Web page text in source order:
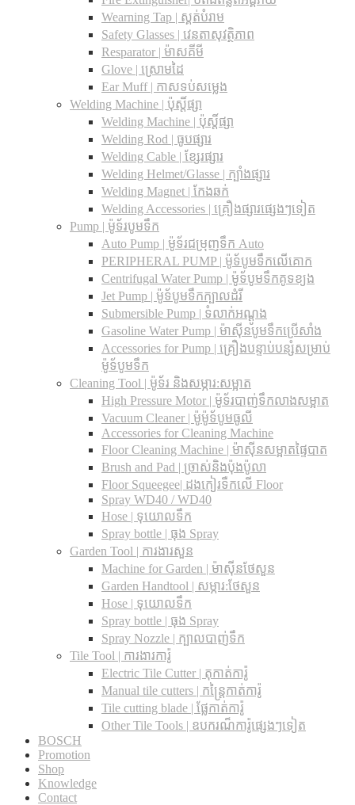
Wearning Tap | ស្គត់បំរាម
Safety Glasses | វេនតាសុវត្ថិភាព
Resparator | ម៉ាសគីមី
Glove | ស្រោមដៃ
Ear Muff | កាសទប់សម្លេង
Welding Machine | ប៉ុស្តិ៍ផ្សា
Welding Machine | ប៉ុស្តិ៍ផ្សា
Welding Rod | ធូបផ្សារ
Welding Cable | ខ្សែរផ្សារ
Welding Helmet/Glasse | ក្បាំងផ្សារ
Welding Magnet | កែងឆក់
Welding Accessories | គ្រឿងផ្សារផ្សេងៗទៀត
Pump | ម៉ូទ័របូមទឹក
Auto Pump | ម៉ូទ័រជម្រុញទឹក Auto
PERIPHERAL PUMP | ម៉ូទ័បូមទឹកលើគោក
Centrifugal Water Pump | ម៉ូទ័បូមទឹកគូទខ្យង
Jet Pump | ម៉ូទ័បូមទឹកក្បាលដំរី
Submersible Pump | ទំលាក់អណ្តូង
Gasoline Water Pump | ម៉ាស៊ីនបូមទឹកប្រើសាំង
Accessories for Pump | គ្រឿងបន្ទាប់បន្សំសម្រាប់
ម៉ូទ័បូមទឹក
Cleaning Tool | ម៉ូទ័រ និងសម្ភារ:សម្អាត
High Pressure Motor | ម៉ូទ័របាញ់ទឹកលាងសម្អាត
Vacuum Cleaner | ម៉ូម៉ូទ័បូមធូលី
Accessories for Cleaning Machine
Floor Cleaning Machine | ម៉ាស៊ីនសម្អាតផ្ទៃបាត
Brush and Pad | ច្រាស់និងប៉ុងប៉ូលា
Floor Squeegee| ដងកៀរទឺកលើ Floor
Spray WD40 / WD40
Hose | ទុយោលទឹក
Spray bottle | ធុង Spray
Garden Tool | ការងារសួន
Machine for Garden | ម៉ាស៊ីនថែសួន
Garden Handtool | សម្ភារ:ថែសួន
Hose | ទុយោលទឹក
Spray bottle | ធុង Spray
Spray Nozzle | ក្បាលបាញ់ទឹក
Tile Tool | ការងារការ៉ូ
Electric Tile Cutter | តុកាត់ការ៉ូ
Manual tile cutters | កន្ត្រៃកាត់ការ៉ូ
Tile cutting blade | ផ្លែកាត់ការ៉ូ
Other Tile Tools | ឧបករណ៏ការ៉ូផ្សេងៗទៀត
BOSCH
Promotion
Shop
Knowledge
Contact